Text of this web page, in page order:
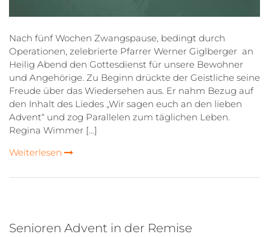
Nach fünf Wochen Zwangspause, bedingt durch
Operationen, zelebrierte Pfarrer Werner Giglberger an
Heilig Abend den Gottesdienst für unsere Bewohner
und Angehörige. Zu Beginn drückte der Geistliche seine
Freude über das Wiedersehen aus. Er nahm Bezug auf
den Inhalt des Liedes „Wir sagen euch an den lieben
Advent“ und zog Parallelen zum täglichen Leben.
Regina Wimmer […]
Weiterlesen
Senioren Advent in der Remise